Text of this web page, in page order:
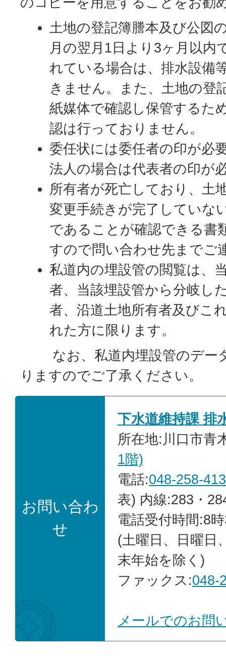
土地の登記簿謄本及び公図
月の翌月1日より3ヶ月以内
れている場合は、排水設備
きません。また、土地の登
紙媒体で確認し保管するた
認は行っておりません。
委任状には委任者の印が必
法人の場合は代表者の印が
所有者が死亡しており、土
変更手続きが完了していな
であることが確認できる書
すので問い合わせ先までご
私道内の埋設管の閲覧は、
者、当該埋設管から分岐し
者、沿道土地所有者及びこ
れた方に限ります。
なお、私道内埋設管のデー
りますのでご了承ください。
お問い合わ
せ
下水道維持課 排
所在地:川口市青
1階)
電話:048-258-
表) 内線:283・
電話受付時間:8
(土曜日、日曜日
末年始を除く)
ファックス:048-
メールでのお問